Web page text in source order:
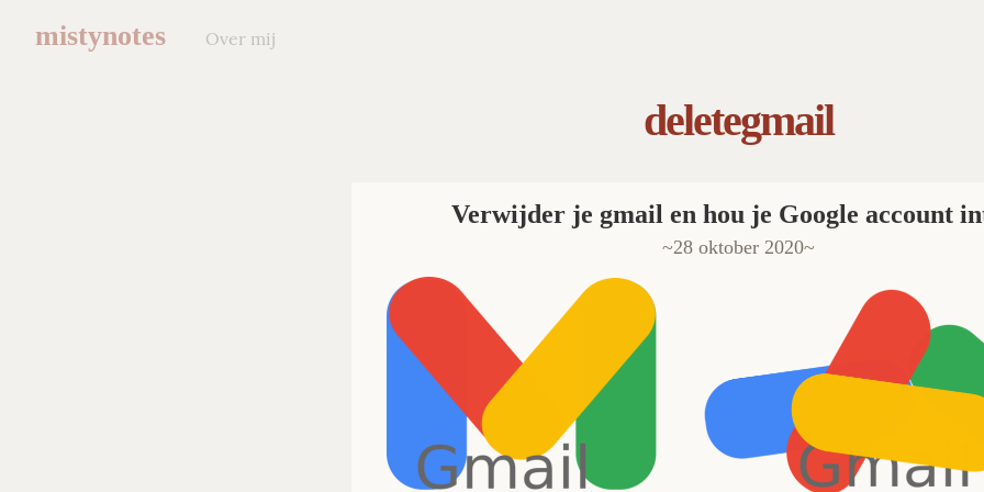
mistynotes Over mij
deletegmail
Verwijder je gmail en hou je Google account
28 oktober 2020